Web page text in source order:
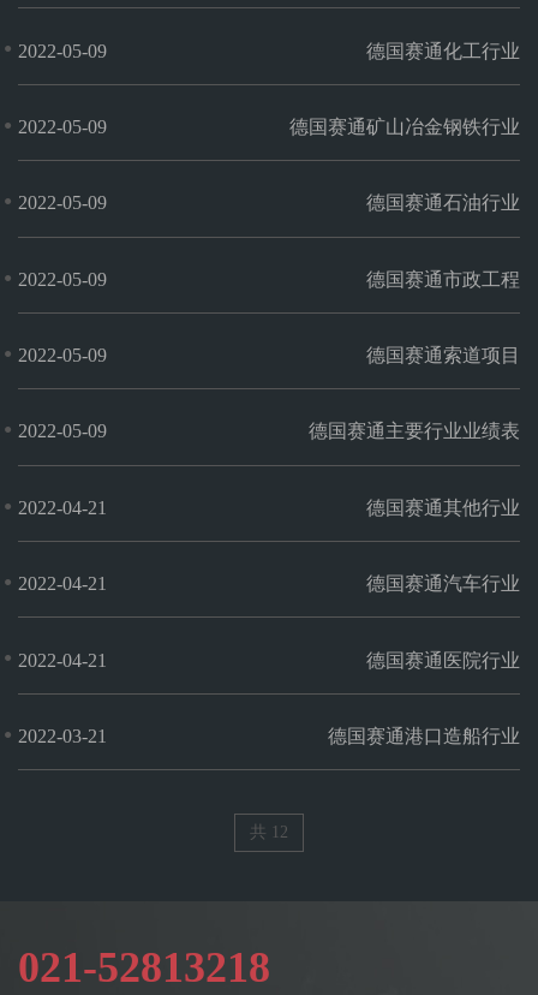
● 2022-05-09 德国赛通化工行业
● 2022-05-09 德国赛通矿山冶金钢铁行业
● 2022-05-09 德国赛通石油行业
● 2022-05-09 德国赛通市政工程
● 2022-05-09 德国赛通索道项目
● 2022-05-09 德国赛通主要行业业绩表
● 2022-04-21 德国赛通其他行业
● 2022-04-21 德国赛通汽车行业
● 2022-04-21 德国赛通医院行业
● 2022-03-21 德国赛通港口造船行业
共 12
021-52813218